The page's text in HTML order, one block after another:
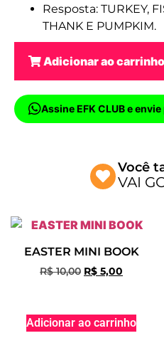
Resposta: TURKEY,
THANK E PUMPKIM.
Adicionar ao carrinho
Assine EFK CLUB e
Você
VAI
EASTER MINI BOOK
R$10,00 R$ 5,00
Adicionar ao carrinho